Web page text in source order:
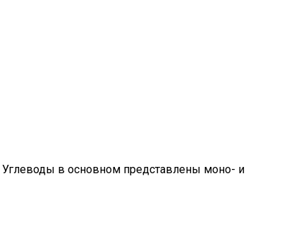
Углеводы в основном представлены моно- и